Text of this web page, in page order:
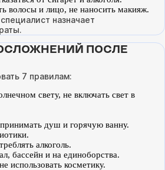
волосы и лицо, не наносить макияж.
назначает
ПОСЛЕ
7 правилам:
свету, не включать свет в
душ и горячую ванну.
алкоголь.
бассейн и на единоборства.
использовать косметику.